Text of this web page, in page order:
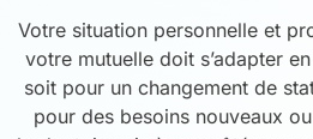
Votre situation personnelle et
votre mutuelle doit s’adapter
soit pour un changement de
pour des besoins nouveaux